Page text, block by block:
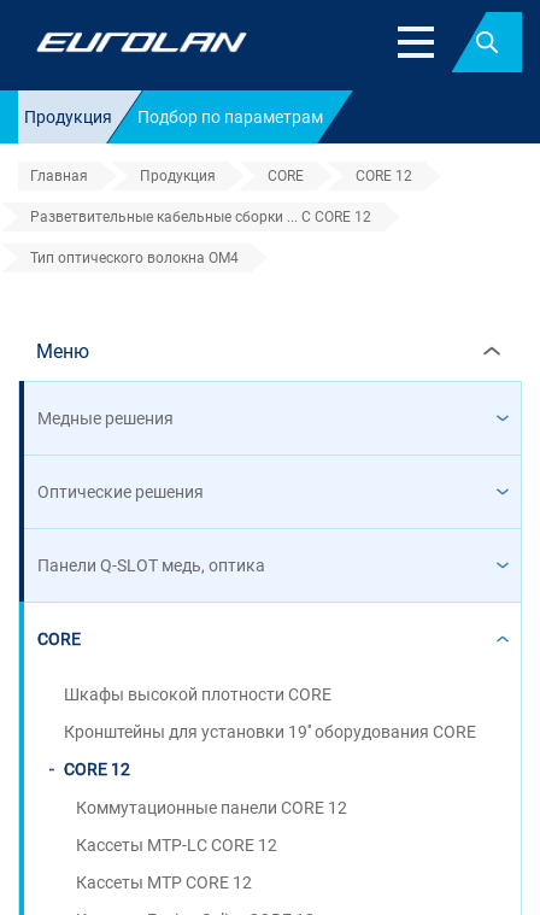
Найти
Продукция Подбор по параметрам
Главная Продукция CORE CORE 12
Разветвительные кабельные сборки ... C CORE 12
Тип оптического волокна OM4
Тип оптического волокна OM4
Меню
Медные решения
Оптические решения
Панели Q-SLOT медь, оптика
CORE
Шкафы высокой плотности CORE
Кронштейны для установки 19'' оборудования CORE
CORE 12
Коммутационные панели CORE 12
Кассеты MTP-LC CORE 12
Кассеты MTP CORE 12